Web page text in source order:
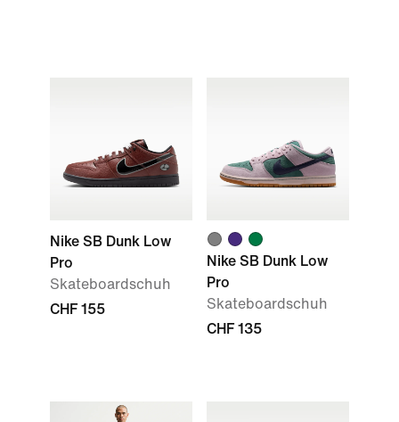
Nike SB Dunk Low
Pro
Skateboardschuh
CHF 155
Nike SB Dunk Low
Pro
Skateboardschuh
CHF 135